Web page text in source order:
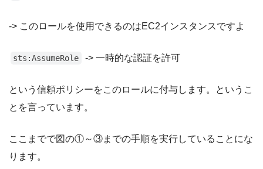
-> このロールを使用できるのはEC2インスタンスですよ
sts:AssumeRole -> 一時的な認証を許可
という信頼ポリシーをこのロールに付与します。というこ
とを言っています。
ここまでで図の①～③までの手順を実行していることにな
ります。